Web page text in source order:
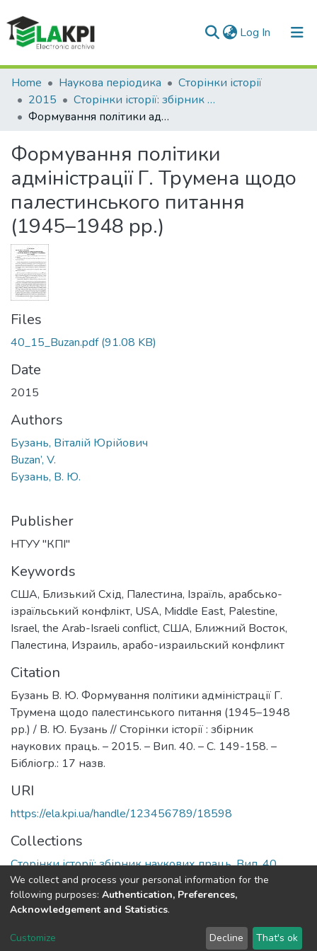
Log In (current)
Communities & Collections
All of DSpace
Home Наукова періодика
Сторінки історії
2015
Сторінки історії: збірник наукових праць, Вип. 40
Формування політики адміністрації Г. Трумена щодо палестинського питання (1945–1948 рр.)
Формування політики
адміністрації Г. Трумена щодо
палестинського питання
(1945–1948 рр.)
Files
40_15_Buzan.pdf(91.08 KB)
Date
2015
Authors
Бузань, Віталій Юрійович
Buzan’, V.
Бузань, В. Ю.
Publisher
НТУУ "КПІ"
Keywords
США, Близький Схід, Палестина, Ізраїль, арабсько-
ізраїльський конфлікт, USA, Middle East, Palestine,
Israel, the Arab-Israeli conflict, США, Ближний Восток,
Палестина, Израиль, арабо-израильский конфликт
Citation
Бузань В. Ю. Формування політики адміністрації Г.
Трумена щодо палестинського питання (1945–1948
рр.) / В. Ю. Бузань // Сторінки історії : збірник
наукових праць. – 2015. – Вип. 40. – С. 149-158. –
Бібліогр.: 17 назв.
URI
https://ela.kpi.ua/handle/123456789/18598
Collections
Сторінки історії: збірник наукових праць, Вип. 40
Full item page
DSpace software copyright © 2002-2026 LYRASIS
We collect and process your personal information for the
following purposes: Authentication, Preferences,
Acknowledgement and Statistics.
Customize Decline That's ok